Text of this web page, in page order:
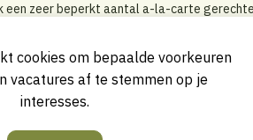
een zeer beperkt aantal a-la-carte
te presenteren en in te zetten aan tafel.
de ontbijtchef toe).
cookies om bepaalde voorkeuren
vacatures af te stemmen op je
interesses.